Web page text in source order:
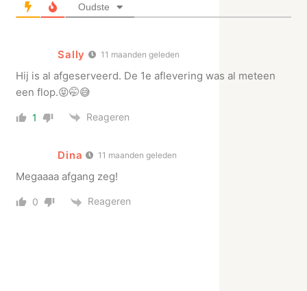
Oudste
Sally 11 maanden geleden
Hij is al afgeserveerd. De 1e aflevering was al meteen
een flop.😝🤭😅
1 Reageren
Dina 11 maanden geleden
Megaaaa afgang zeg!
0 Reageren